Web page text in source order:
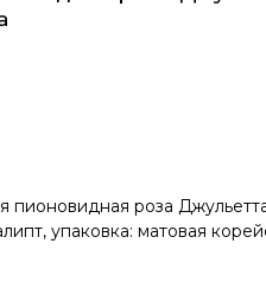
пионовидная роза
упаковка: матовая